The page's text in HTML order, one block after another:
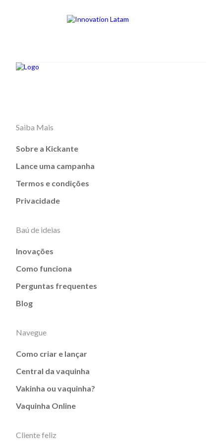
Saiba Mais
Sobre a Kickante
Lance uma campanha
Termos e condições
Privacidade
Baú de ideias
Inovações
Como funciona
Perguntas frequentes
Blog
Navegue
Como criar e lançar
Central da vaquinha
Vakinha ou vaquinha?
Vaquinha Online
Cliente feliz